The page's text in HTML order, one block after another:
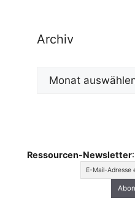
Archiv
Archiv
Ressourcen-Newsletter